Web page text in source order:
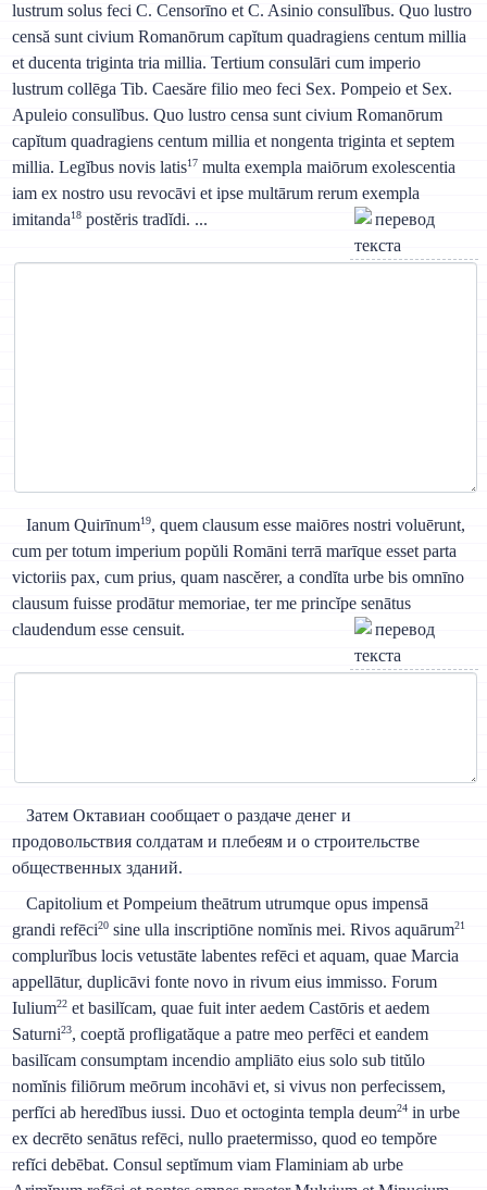
lustrum solus feci C. Censorīno et C. Asinio consulĭbus. Quo lustro
censă sunt civium Romanōrum capĭtum quadragiens centum millia
et ducenta triginta tria millia. Tertium consulāri cum imperio
lustrum collēga Tib. Caesăre filio meo feci Sex. Pompeio et Sex.
Apuleio consulĭbus. Quo lustro censa sunt civium Romanōrum
capĭtum quadragiens centum millia et nongenta triginta et septem
millia. Legĭbus novis latis17 multa exempla maiōrum exolescentia
iam ex nostro usu revocāvi et ipse multārum rerum exempla
imitanda18 postĕris tradĭdi. ...
Ianum Quirīnum19, quem clausum esse maiōres nostri voluērunt,
cum per totum imperium popŭli Romāni terrā marīque esset parta
victoriis pax, cum prius, quam nascĕrer, a condĭta urbe bis omnīno
clausum fuisse prodātur memoriae, ter me princĭpe senātus
claudendum esse censuit.
Затем Октавиан сообщает о раздаче денег и
продовольствия солдатам и плебеям и о строительстве
общественных зданий.
Capitolium et Pompeium theātrum utrumque opus impensā
grandi refēci20 sine ulla inscriptiōne nomĭnis mei. Rivos aquārum21
complurĭbus locis vetustāte labentes refēci et aquam, quae Marcia
appellātur, duplicāvi fonte novo in rivum eius immisso. Forum
Iulium22 et basilĭcam, quae fuit inter aedem Castōris et aedem
Saturni23, coeptă profligatăque a patre meo perfēci et eandem
basilĭcam consumptam incendio ampliāto eius solo sub titŭlo
nomĭnis filiōrum meōrum incohāvi et, si vivus non perfecissem,
perfĭci ab heredĭbus iussi. Duo et octoginta templa deum24 in urbe
ex decrēto senātus refēci, nullo praetermisso, quod eo tempŏre
refĭci debēbat. Consul septĭmum viam Flaminiam ab urbe